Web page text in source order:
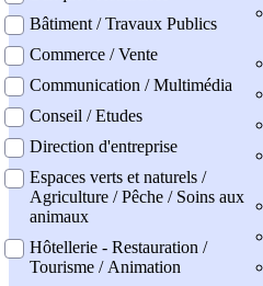
Bâtiment / Travaux Publics
Commerce / Vente
Communication / Multimédia
Conseil / Etudes
Direction d'entreprise
Espaces verts et naturels /
Agriculture / Pêche / Soins aux
animaux
Hôtellerie - Restauration /
Tourisme / Animation